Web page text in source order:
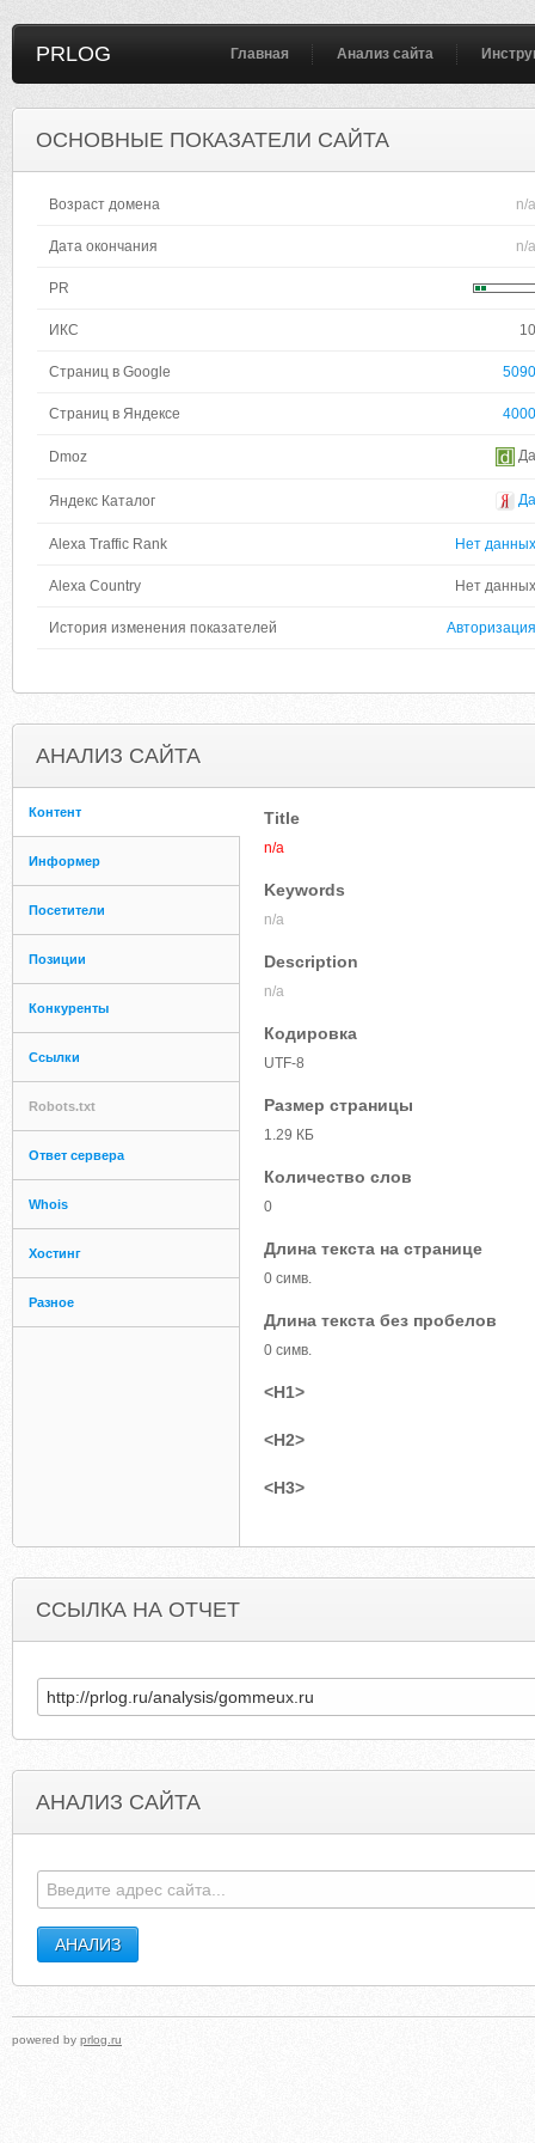
PRLOG Главная Анализ сайта
ОСНОВНЫЕ ПОКАЗАТЕЛИ САЙТА
Возраст домена n/a
Дата окончания n/a
PR
ИКС 10
Страниц в Google 5090
Страниц в Яндексе 4000
Dmoz Да
Яндекс Каталог Да
Alexa Traffic Rank Нет данных
Alexa Country Нет данных
История изменения показателей Авторизация
АНАЛИЗ САЙТА
Контент
Информер
Посетители
Позиции
Конкуренты
Ссылки
Robots.txt
Ответ сервера
Whois
Хостинг
Разное
Title
n/a
Keywords
n/a
Description
n/a
Кодировка
UTF-8
Размер страницы
1.29 КБ
Количество слов
0
Длина текста на странице
0 симв.
Длина текста без пробелов
0 симв.
<H1>
<H2>
<H3>
ССЫЛКА НА ОТЧЕТ
АНАЛИЗ САЙТА
powered by prlog.ru